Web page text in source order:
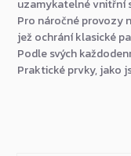
uzamykatelné vnitřní
Pro náročné provozy
jež ochrání klasické
Podle svých
Praktické prvky, jako